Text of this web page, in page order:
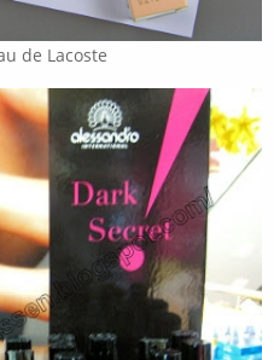
de Lacoste